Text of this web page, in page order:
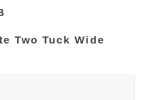
Two Tuck Wide